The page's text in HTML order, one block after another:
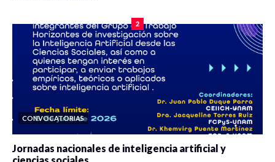
2
CONVOCATORIAS
Jornadas nacionales de inteligencia artificial y